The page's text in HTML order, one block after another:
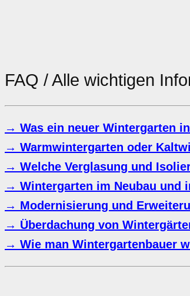
FAQ / Alle wichtigen
→ Was ein neuer Wintergarten
→ Warmwintergarten oder
→ Welche Verglasung und
→ Wintergarten im Neubau und
→ Modernisierung und
→ Überdachung von
→ Wie man Wintergartenbauer